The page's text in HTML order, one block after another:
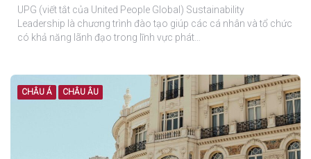
UPG (viết tắt của United People Global) Sustainability
Leadership là chương trình đào tạo giúp các cá nhân và tổ chức
có khả năng lãnh đạo trong lĩnh vực phát…
CHÂU Á CHÂU ÂU